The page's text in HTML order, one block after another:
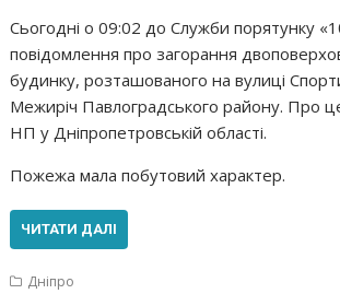
Сьогодні о 09:02 до Служби порятунку
повідомлення про загорання
будинку, розташованого на вулиці
Межиріч Павлоградського району. Про
НП у Дніпропетровській області.
Пожежа мала побутовий характер.
ЧИТАТИ ДАЛІ
Дніпро